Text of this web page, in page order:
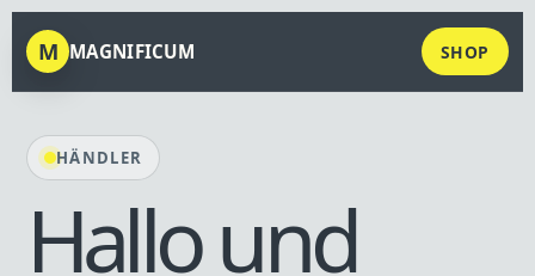
M MAGNIFICUM SHOP
HÄNDLER
Hallo und